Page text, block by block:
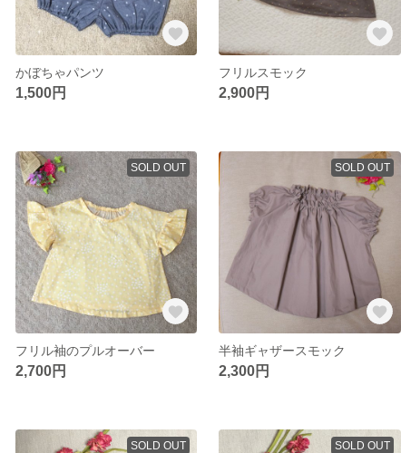
かぼちゃパンツ
1,500円
フリルスモック
2,900円
SOLD OUT
フリル袖のプルオーバー
2,700円
SOLD OUT
半袖ギャザースモック
2,300円
SOLD OUT SOLD OUT